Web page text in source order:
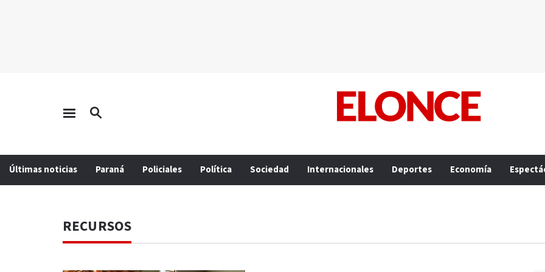
Últimas noticias Paraná Policiales Política Sociedad Internacionales Deportes Economía
RECURSOS